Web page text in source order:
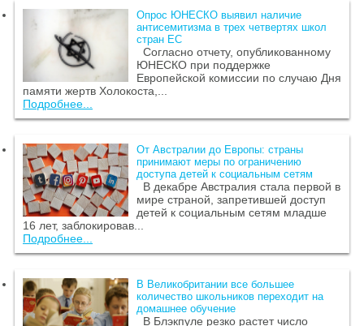
Опрос ЮНЕСКО выявил наличие
антисемитизма в трех четвертях школ
стран ЕС
Согласно отчету, опубликованному
ЮНЕСКО при поддержке
Европейской комиссии по случаю Дня
памяти жертв Холокоста,...
Подробнее...
От Австралии до Европы: страны
принимают меры по ограничению
доступа детей к социальным сетям
В декабре Австралия стала первой в
мире страной, запретившей доступ
детей к социальным сетям младше
16 лет, заблокировав...
Подробнее...
В Великобритании все большее
количество школьников переходит на
домашнее обучение
В Блэкпуле резко растет число